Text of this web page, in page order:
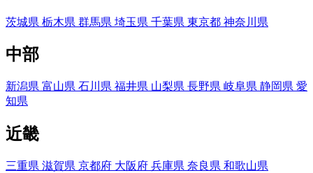
茨城県 栃木県 群馬県 埼玉県 千葉県 東京都 神奈川県
中部
新潟県 富山県 石川県 福井県 山梨県 長野県 岐阜県 静岡県 愛
知県
近畿
三重県 滋賀県 京都府 大阪府 兵庫県 奈良県 和歌山県